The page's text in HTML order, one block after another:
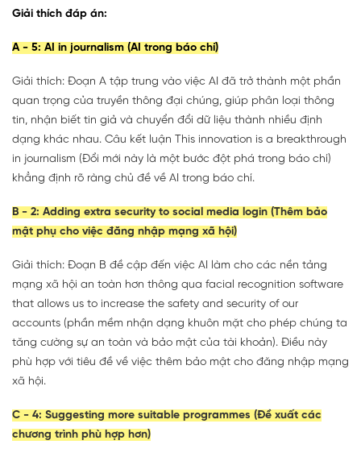
Giải thích đáp án:
A - 5: AI in journalism (AI trong báo chí)
Giải thích: Đoạn A tập trung vào việc AI đã trở thành một phần
quan trọng của truyền thông đại chúng, giúp phân loại thông
tin, nhận biết tin giả và chuyển đổi dữ liệu thành nhiều định
dạng khác nhau. Câu kết luận This innovation is a breakthrough
in journalism (Đổi mới này là một bước đột phá trong báo chí)
khẳng định rõ ràng chủ đề về AI trong báo chí.
B - 2: Adding extra security to social media login (Thêm bảo
mật phụ cho việc đăng nhập mạng xã hội)
Giải thích: Đoạn B đề cập đến việc AI làm cho các nền tảng
mạng xã hội an toàn hơn thông qua facial recognition software
that allows us to increase the safety and security of our
accounts (phần mềm nhận dạng khuôn mặt cho phép chúng ta
tăng cường sự an toàn và bảo mật của tài khoản). Điều này
phù hợp với tiêu đề về việc thêm bảo mật cho đăng nhập mạng
xã hội.
C - 4: Suggesting more suitable programmes (Đề xuất các
chương trình phù hợp hơn)